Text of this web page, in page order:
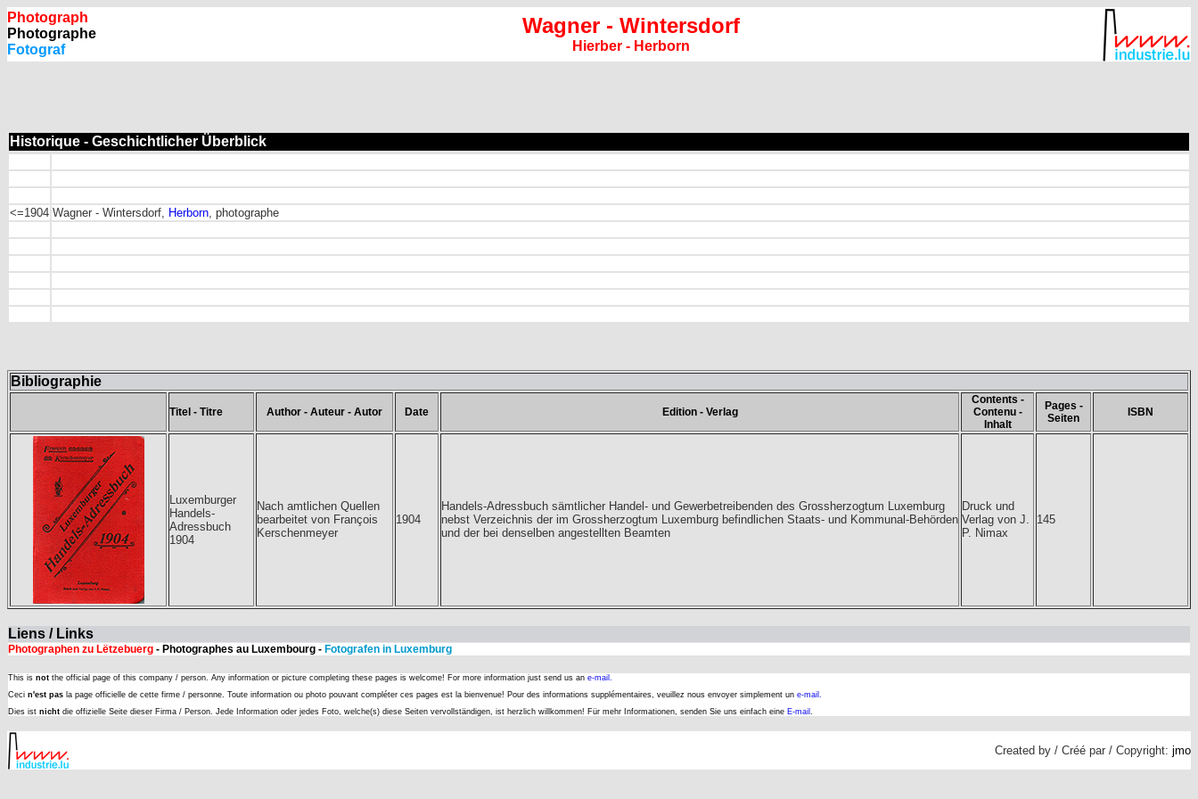
Photograph
Photographe
Fotograf
Wagner - Wintersdorf
Hierber - Herborn
Historique - Geschichtlicher Überblick
<=1904 Wagner - Wintersdorf, Herborn, photographe
Bibliographie
Titel - Titre Author - Auteur - Autor Date Edition - Verlag
Contents -
Contenu -
Inhalt
Pages -
Seiten
ISBN
Luxemburger
Handels-
Adressbuch
1904
Nach amtlichen Quellen
bearbeitet von François
Kerschenmeyer
1904
Handels-Adressbuch sämtlicher Handel- und Gewerbetreibenden des Grossherzogtum Luxemburg
nebst Verzeichnis der im Grossherzogtum Luxemburg befindlichen Staats- und Kommunal-Behörden
und der bei denselben angestellten Beamten
Druck und
Verlag von J.
P. Nimax
145
Liens / Links
Photographen zu Lëtzebuerg - Photographes au Luxembourg - Fotografen in Luxemburg
This is not the official page of this company / person. Any information or picture completing these pages is welcome! For more information just send us an e-mail.
Ceci n'est pas la page officielle de cette firme / personne. Toute information ou photo pouvant compléter ces pages est la bienvenue! Pour des informations supplémentaires, veuillez nous envoyer simplement un e-mail.
Dies ist nicht die offizielle Seite dieser Firma / Person. Jede Information oder jedes Foto, welche(s) diese Seiten vervollständigen, ist herzlich willkommen! Für mehr Informationen, senden Sie uns einfach eine E-mail .
Created by / Créé par / Copyright: jmo